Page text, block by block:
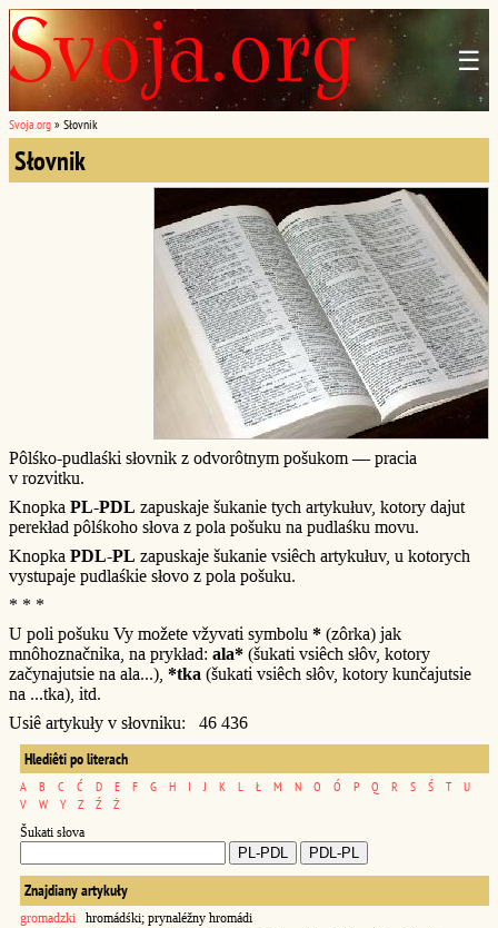
☰
Svoja.org » Słovnik
Słovnik
Pôlśko-pudlaśki słovnik z odvorôtnym pošukom — pracia
v rozvitku.
Knopka PL-PDL zapuskaje šukanie tych artykułuv, kotory dajut
perekład pôlśkoho słova z pola pošuku na pudlaśku movu.
Knopka PDL-PL zapuskaje šukanie vsiêch artykułuv, u kotorych
vystupaje pudlaśkie słovo z pola pošuku.
* * *
U poli pošuku Vy možete vžyvati symbolu * (zôrka) jak
mnôhoznačnika, na prykład: ala* (šukati vsiêch słôv, kotory
začynajutsie na ala...), *tka (šukati vsiêch słôv, kotory kunčajutsie
na ...tka), itd.
Usiê artykuły v słovniku: 46 436
Hlediêti po literach
A B C Ć D E F G H I J K L Ł M N O Ó P Q R S Ś T
U
V
W Y Z Ź Ż
Šukati słova
Znajdiany artykuły
gromadzki hromádśki; prynaléžny hromádi